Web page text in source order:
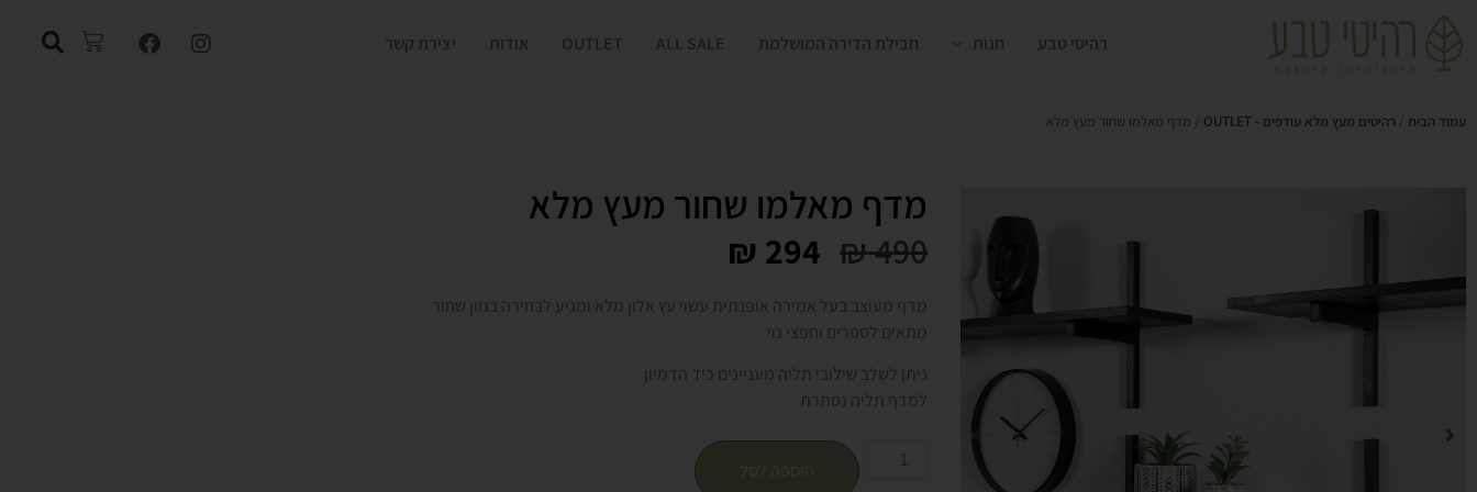
רהיטי טבע חנות חבילת הדירה המושלמת ALL SALE
OUTLET אודות יצירת קשר
עמוד הבית / רהיטים מעץ מלא עודפים - OUTLET / מדף מאלמו שחור מעץ מלא
מדף מאלמו שחור מעץ מלא
₪490
₪ 294
מדף מעוצב בעל אמירה אופנתית עשוי עץ אלון מלא ומגיע לבחירה בגוון שחור
מתאים לספרים וחפצי נוי
ניתן לשלב שילובי תליה מעניינים כיד הדמיון
למדף תליה נסתרת
הוספה לסל